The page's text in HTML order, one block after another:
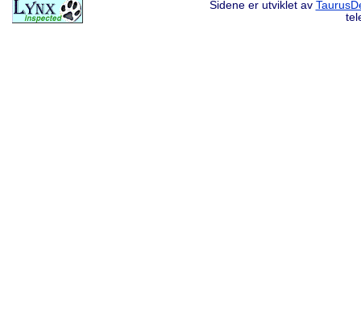
Sidene er utviklet av